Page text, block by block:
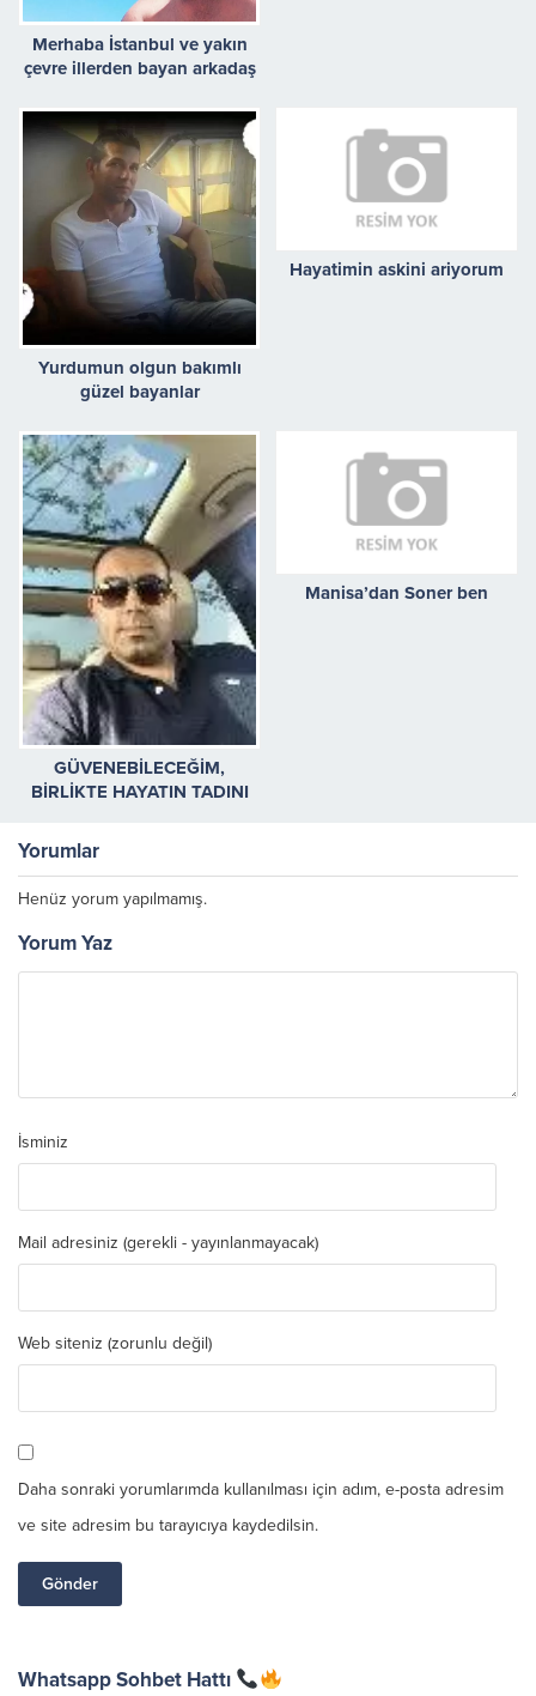
Merhaba İstanbul ve yakın
çevre illerden bayan arkadaş
Yurdumun olgun bakımlı
güzel bayanlar
Hayatimin askini ariyorum
GÜVENEBİLECEĞİM,
BİRLİKTE HAYATIN TADINI
ARKADAŞ ARIYORUM
Manisa’dan Soner ben
Yorumlar
Henüz yorum yapılmamış.
Yorum Yaz
İsminiz
Mail adresiniz (gerekli - yayınlanmayacak)
Web siteniz (zorunlu değil)
Daha sonraki yorumlarımda kullanılması için adım, e-posta adresim
ve site adresim bu tarayıcıya kaydedilsin.
Whatsapp Sohbet Hattı